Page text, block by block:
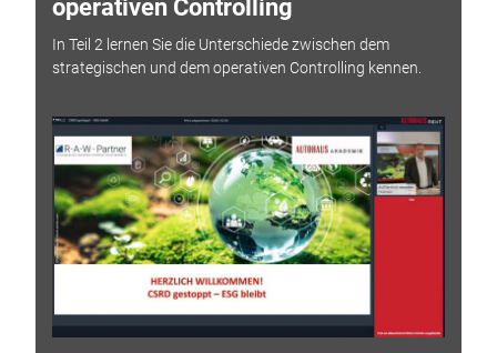
operativen Controlling
In Teil 2 lernen Sie die Unterschiede zwischen dem
strategischen und dem operativen Controlling kennen.